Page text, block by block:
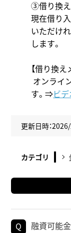
③借り換
現在借り
いただけ
します。
【借り換
オンライ
す。⇒ビ
更新日時：
カテゴリ
融資可能